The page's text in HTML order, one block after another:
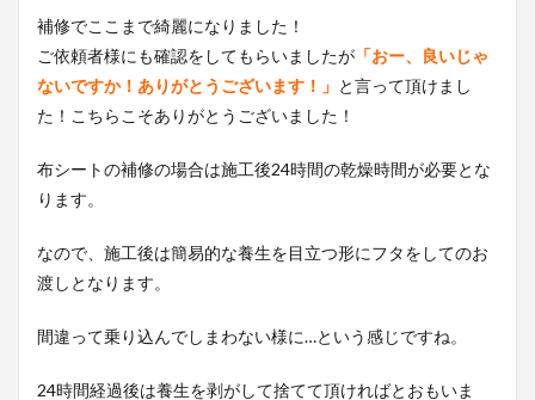
補修でここまで綺麗になりました！
ご依頼者様にも確認をしてもらいましたが 「おー、良いじゃ
ないですか！ありがとうございます！」 と言って頂けまし
た！こちらこそありがとうございました！
布シートの補修の場合は施工後24時間の乾燥時間が必要とな
ります。
なので、施工後は簡易的な養生を目立つ形にフタをしてのお
渡しとなります。
間違って乗り込んでしまわない様に…という感じですね。
24時間経過後は養生を剥がして捨てて頂ければとおもいま